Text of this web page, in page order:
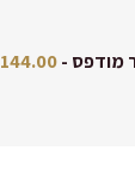
מודפס -
144.00